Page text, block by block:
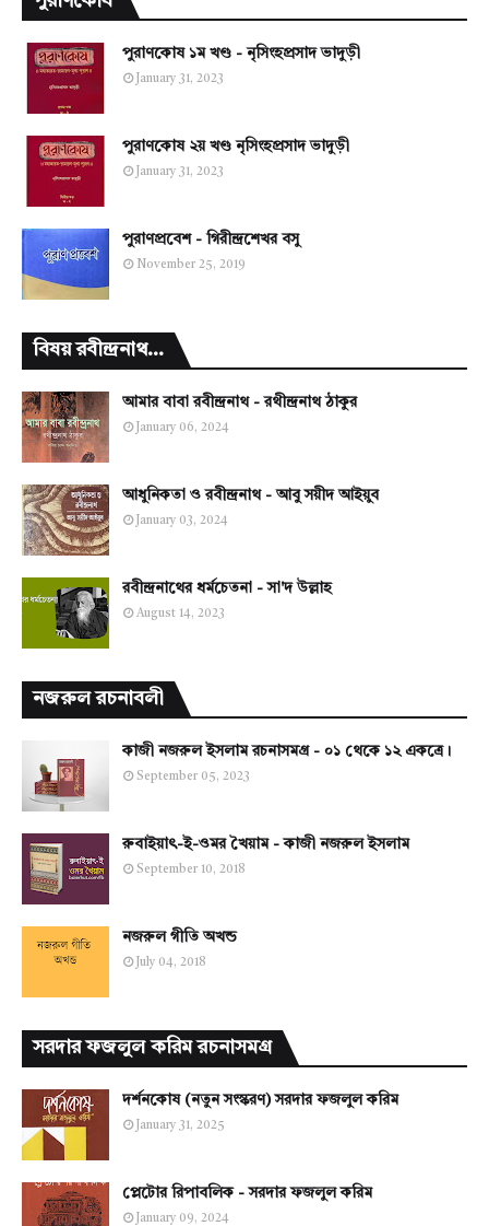
পুরাণকোষ ১ম খণ্ড - নৃসিংহপ্রসাদ ভাদুড়ী
January 31, 2023
পুরাণকোষ ২য় খণ্ড নৃসিংহপ্রসাদ ভাদুড়ী
January 31, 2023
পুরাণপ্রবেশ - গিরীন্দ্রশেখর বসু
November 25, 2019
বিষয় রবীন্দ্রনাথ...
আমার বাবা রবীন্দ্রনাথ - রথীন্দ্রনাথ ঠাকুর
January 06, 2024
আধুনিকতা ও রবীন্দ্রনাথ - আবু সয়ীদ আইয়ুব
January 03, 2024
রবীন্দ্রনাথের ধর্মচেতনা - সা'দ উল্লাহ
August 14, 2023
নজরুল রচনাবলী
কাজী নজরুল ইসলাম রচনাসমগ্র - ০১ থেকে ১২ একত্রে।
September 05, 2023
রুবাইয়াৎ-ই-ওমর খৈয়াম - কাজী নজরুল ইসলাম
September 10, 2018
নজরুল গীতি অখন্ড
July 04, 2018
সরদার ফজলুল করিম রচনাসমগ্র
দর্শনকোষ (নতুন সংস্করণ) সরদার ফজলুল করিম
January 31, 2025
প্লেটোর রিপাবলিক - সরদার ফজলুল করিম
January 09, 2024